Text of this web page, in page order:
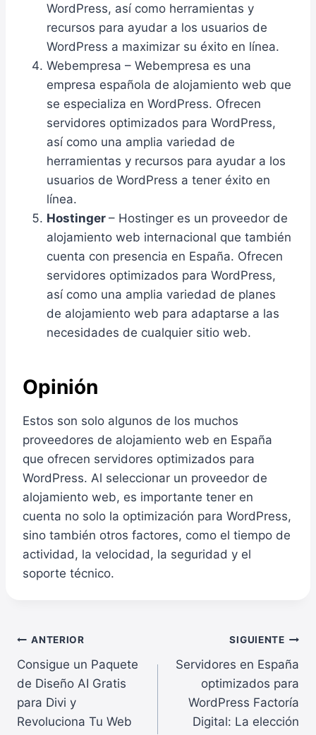
WordPress, así como herramientas y
recursos para ayudar a los usuarios de
WordPress a maximizar su éxito en línea.
Webempresa – Webempresa es una
empresa española de alojamiento web que
se especializa en WordPress. Ofrecen
servidores optimizados para WordPress,
así como una amplia variedad de
herramientas y recursos para ayudar a los
usuarios de WordPress a tener éxito en
línea.
Hostinger – Hostinger es un proveedor de
alojamiento web internacional que también
cuenta con presencia en España. Ofrecen
servidores optimizados para WordPress,
así como una amplia variedad de planes
de alojamiento web para adaptarse a las
necesidades de cualquier sitio web.
Opinión
Estos son solo algunos de los muchos
proveedores de alojamiento web en España
que ofrecen servidores optimizados para
WordPress. Al seleccionar un proveedor de
alojamiento web, es importante tener en
cuenta no solo la optimización para WordPress,
sino también otros factores, como el tiempo de
actividad, la velocidad, la seguridad y el
soporte técnico.
Navegación
de
entradas
ANTERIOR
Consigue un Paquete
de Diseño AI Gratis
para Divi y
Revoluciona Tu Web
SIGUIENTE
Servidores en España
optimizados para
WordPress Factoría
Digital: La elección